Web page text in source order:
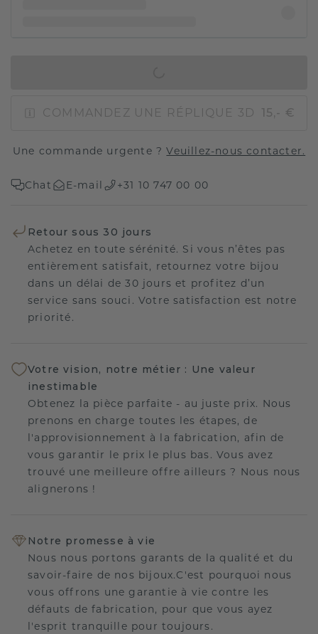
COMMANDEZ UNE RÉPLIQUE 3D 15,- €
Une commande urgente ?Veuillez-nous contacter.
Chat E-mail +31 10 747 00 00
Retour sous 30 jours
Achetez en toute sérénité. Si vous n’êtes pas
entièrement satisfait, retournez votre bijou
dans un délai de 30 jours et profitez d’un
service sans souci. Votre satisfaction est notre
priorité.
Votre vision, notre métier : Une valeur
inestimable
Obtenez la pièce parfaite - au juste prix. Nous
prenons en charge toutes les étapes, de
l'approvisionnement à la fabrication, afin de
vous garantir le prix le plus bas. Vous avez
trouvé une meilleure offre ailleurs ? Nous nous
alignerons !
Notre promesse à vie
Nous nous portons garants de la qualité et du
savoir-faire de nos bijoux.C'est pourquoi nous
vous offrons une garantie à vie contre les
défauts de fabrication, pour que vous ayez
l'esprit tranquille pour toujours.